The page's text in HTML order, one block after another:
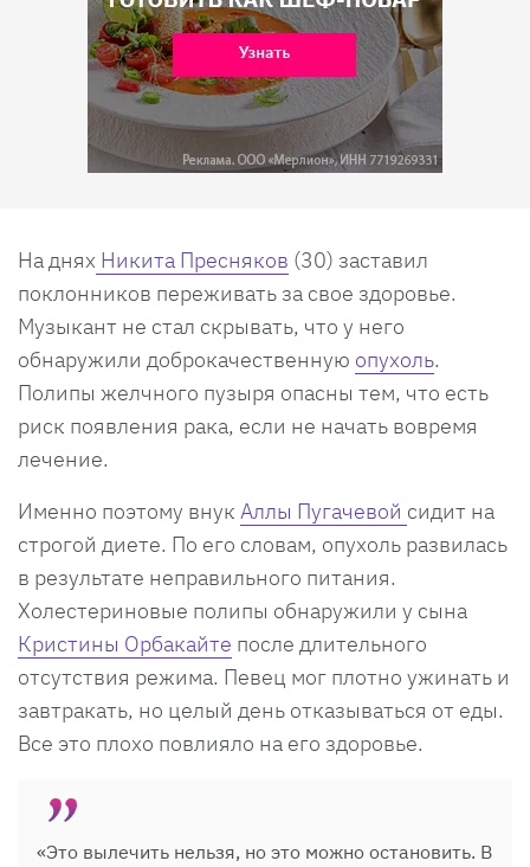
На днях Никита Пресняков (30) заставил
поклонников переживать за свое здоровье.
Музыкант не стал скрывать, что у него
обнаружили доброкачественную опухоль.
Полипы желчного пузыря опасны тем, что есть
риск появления рака, если не начать вовремя
лечение.
Именно поэтому внук Аллы Пугачевой сидит на
строгой диете. По его словам, опухоль развилась
в результате неправильного питания.
Холестериновые полипы обнаружили у сына
Кристины Орбакайте после длительного
отсутствия режима. Певец мог плотно ужинать и
завтракать, но целый день отказываться от еды.
Все это плохо повлияло на его здоровье.
«Это вылечить нельзя, но это можно остановить. В